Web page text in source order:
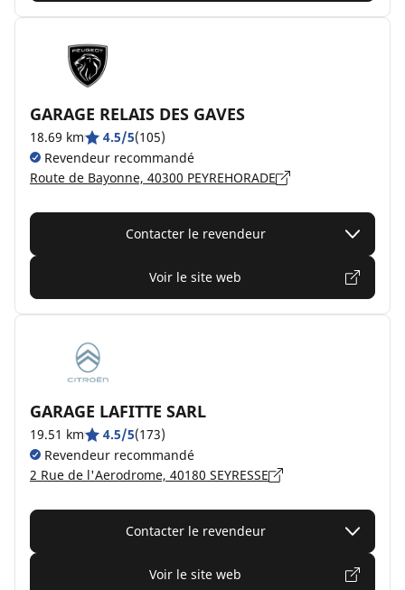
GARAGE RELAIS DES GAVES
18.69 km 4.5/5(105)
Revendeur recommandé
Route de Bayonne, 40300 PEYREHORADE
Contacter le revendeur
Voir le site web
GARAGE LAFITTE SARL
19.51 km 4.5/5(173)
Revendeur recommandé
2 Rue de l'Aerodrome, 40180 SEYRESSE
Contacter le revendeur
Voir le site web